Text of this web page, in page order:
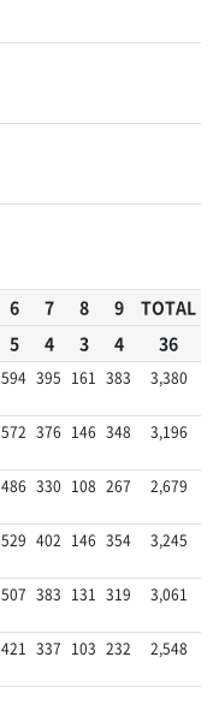
6 7 8 9
TOTAL
5 4 3 4 36
594 395 161 383 3,380
572 376 146 348 3,196
486 330 108 267 2,679
529 402 146 354 3,245
507 383 131 319 3,061
421 337 103 232 2,548